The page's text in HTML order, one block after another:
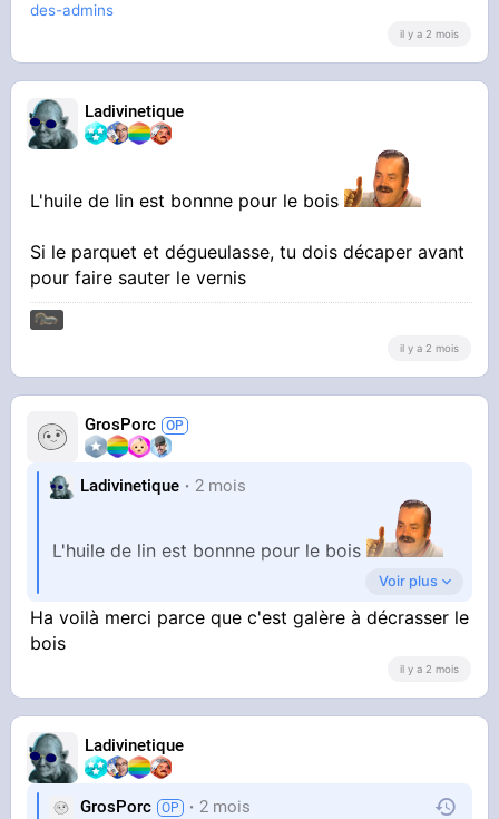
des-admins
il y a 2 mois
Ladivinetique
L'huile de lin est bonnne pour le bois
Si le parquet et dégueulasse, tu dois décaper avant
pour faire sauter le vernis
il y a 2 mois
GrosPorc
Ladivinetique 2 mois
L'huile de lin est bonnne pour le bois
Si le parquet et dégueulasse, tu dois décaper
avant pour faire sauter le vernis
Voir plus
Ha voilà merci parce que c'est galère à décrasser le
bois
il y a 2 mois
Ladivinetique
GrosPorc 2 mois